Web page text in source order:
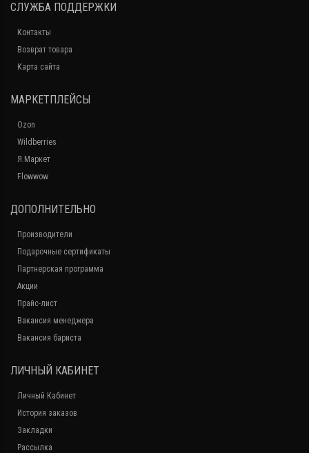
СЛУЖБА ПОДДЕРЖКИ
Контакты
Возврат товара
Карта сайта
МАРКЕТПЛЕЙСЫ
Ozon
Wildberries
Я.Маркет
Flowwow
ДОПОЛНИТЕЛЬНО
Производители
Подарочные сертификаты
Партнерская программа
Акции
Прайс-лист
Вакансия менеджера
Вакансия бариста
ЛИЧНЫЙ КАБИНЕТ
Личный Кабинет
История заказов
Закладки
Рассылка